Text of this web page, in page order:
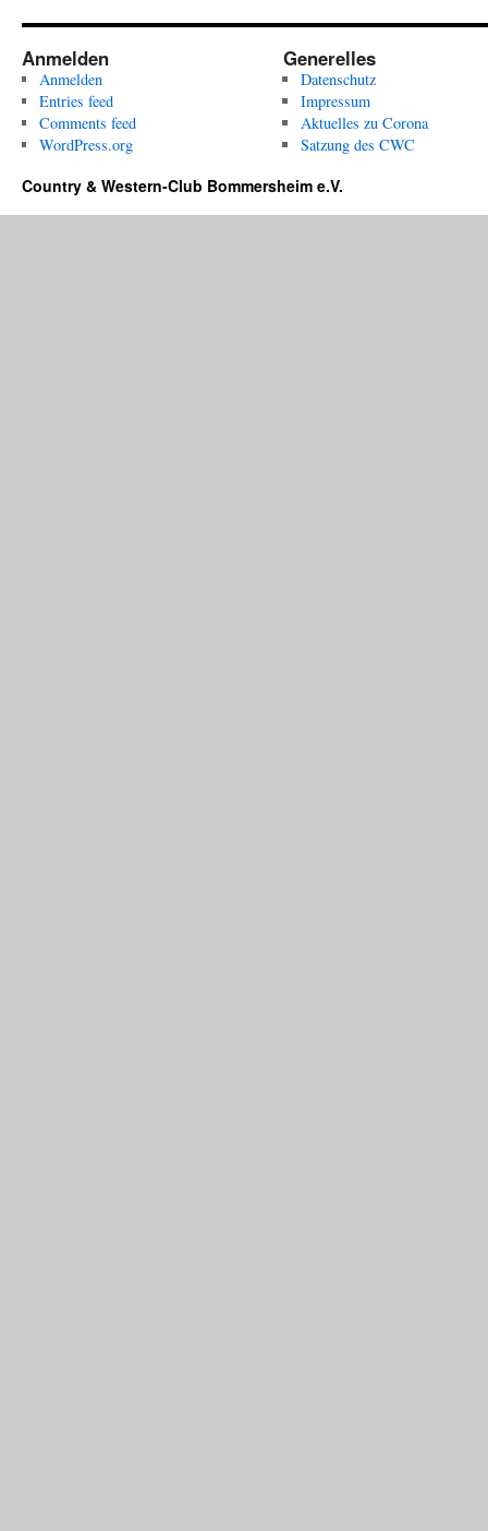
es
wieder
soweit
–
der
CWC
seine
Anmelden
Anmelden
Entries feed
Comments feed
WordPress.org
Generelles
Datenschutz
Impressum
Aktuelles zu Corona
Satzung des CWC
Country & Western-Club Bommersheim e.V.